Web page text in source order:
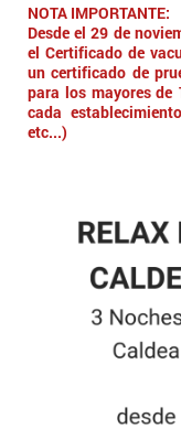
NOTA IMPORTANTE:
Desde el 29 de
el Certificado de
un certificado de
para los mayores de
cada
etc...)